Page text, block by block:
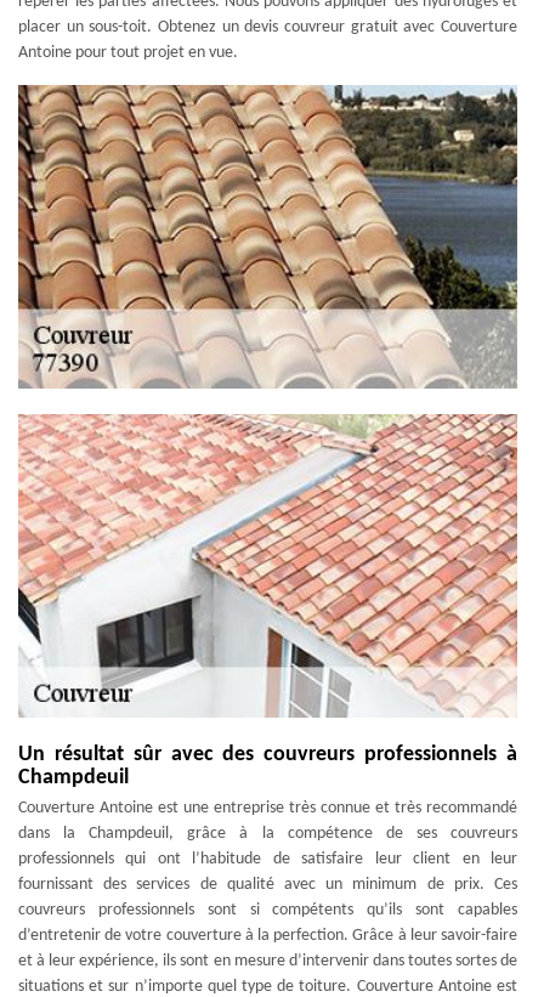
placer un sous-toit. Obtenez un devis couvreur gratuit avec Couverture
Antoine pour tout projet en vue.
Un résultat sûr avec des couvreurs professionnels à
Champdeuil
Couverture Antoine est une entreprise très connue et très recommandé
dans la Champdeuil, grâce à la compétence de ses couvreurs
professionnels qui ont l’habitude de satisfaire leur client en leur
fournissant des services de qualité avec un minimum de prix. Ces
couvreurs professionnels sont si compétents qu’ils sont capables
d’entretenir de votre couverture à la perfection. Grâce à leur savoir-faire
et à leur expérience, ils sont en mesure d’intervenir dans toutes sortes de
situations et sur n’importe quel type de toiture. Couverture Antoine est